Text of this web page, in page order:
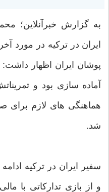
به گزارش خبرآنلاین؛
ایران در ترکیه در مورد
پوشان ایران اظهار داشت:
آماده سازی بود و
هماهنگی های لازم برای
شد.
سفیر ایران در ترکیه
و از بازی تدارکاتی با